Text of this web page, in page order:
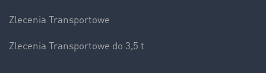
Zlecenia Transportowe
Zlecenia Transportowe do 3,5 t